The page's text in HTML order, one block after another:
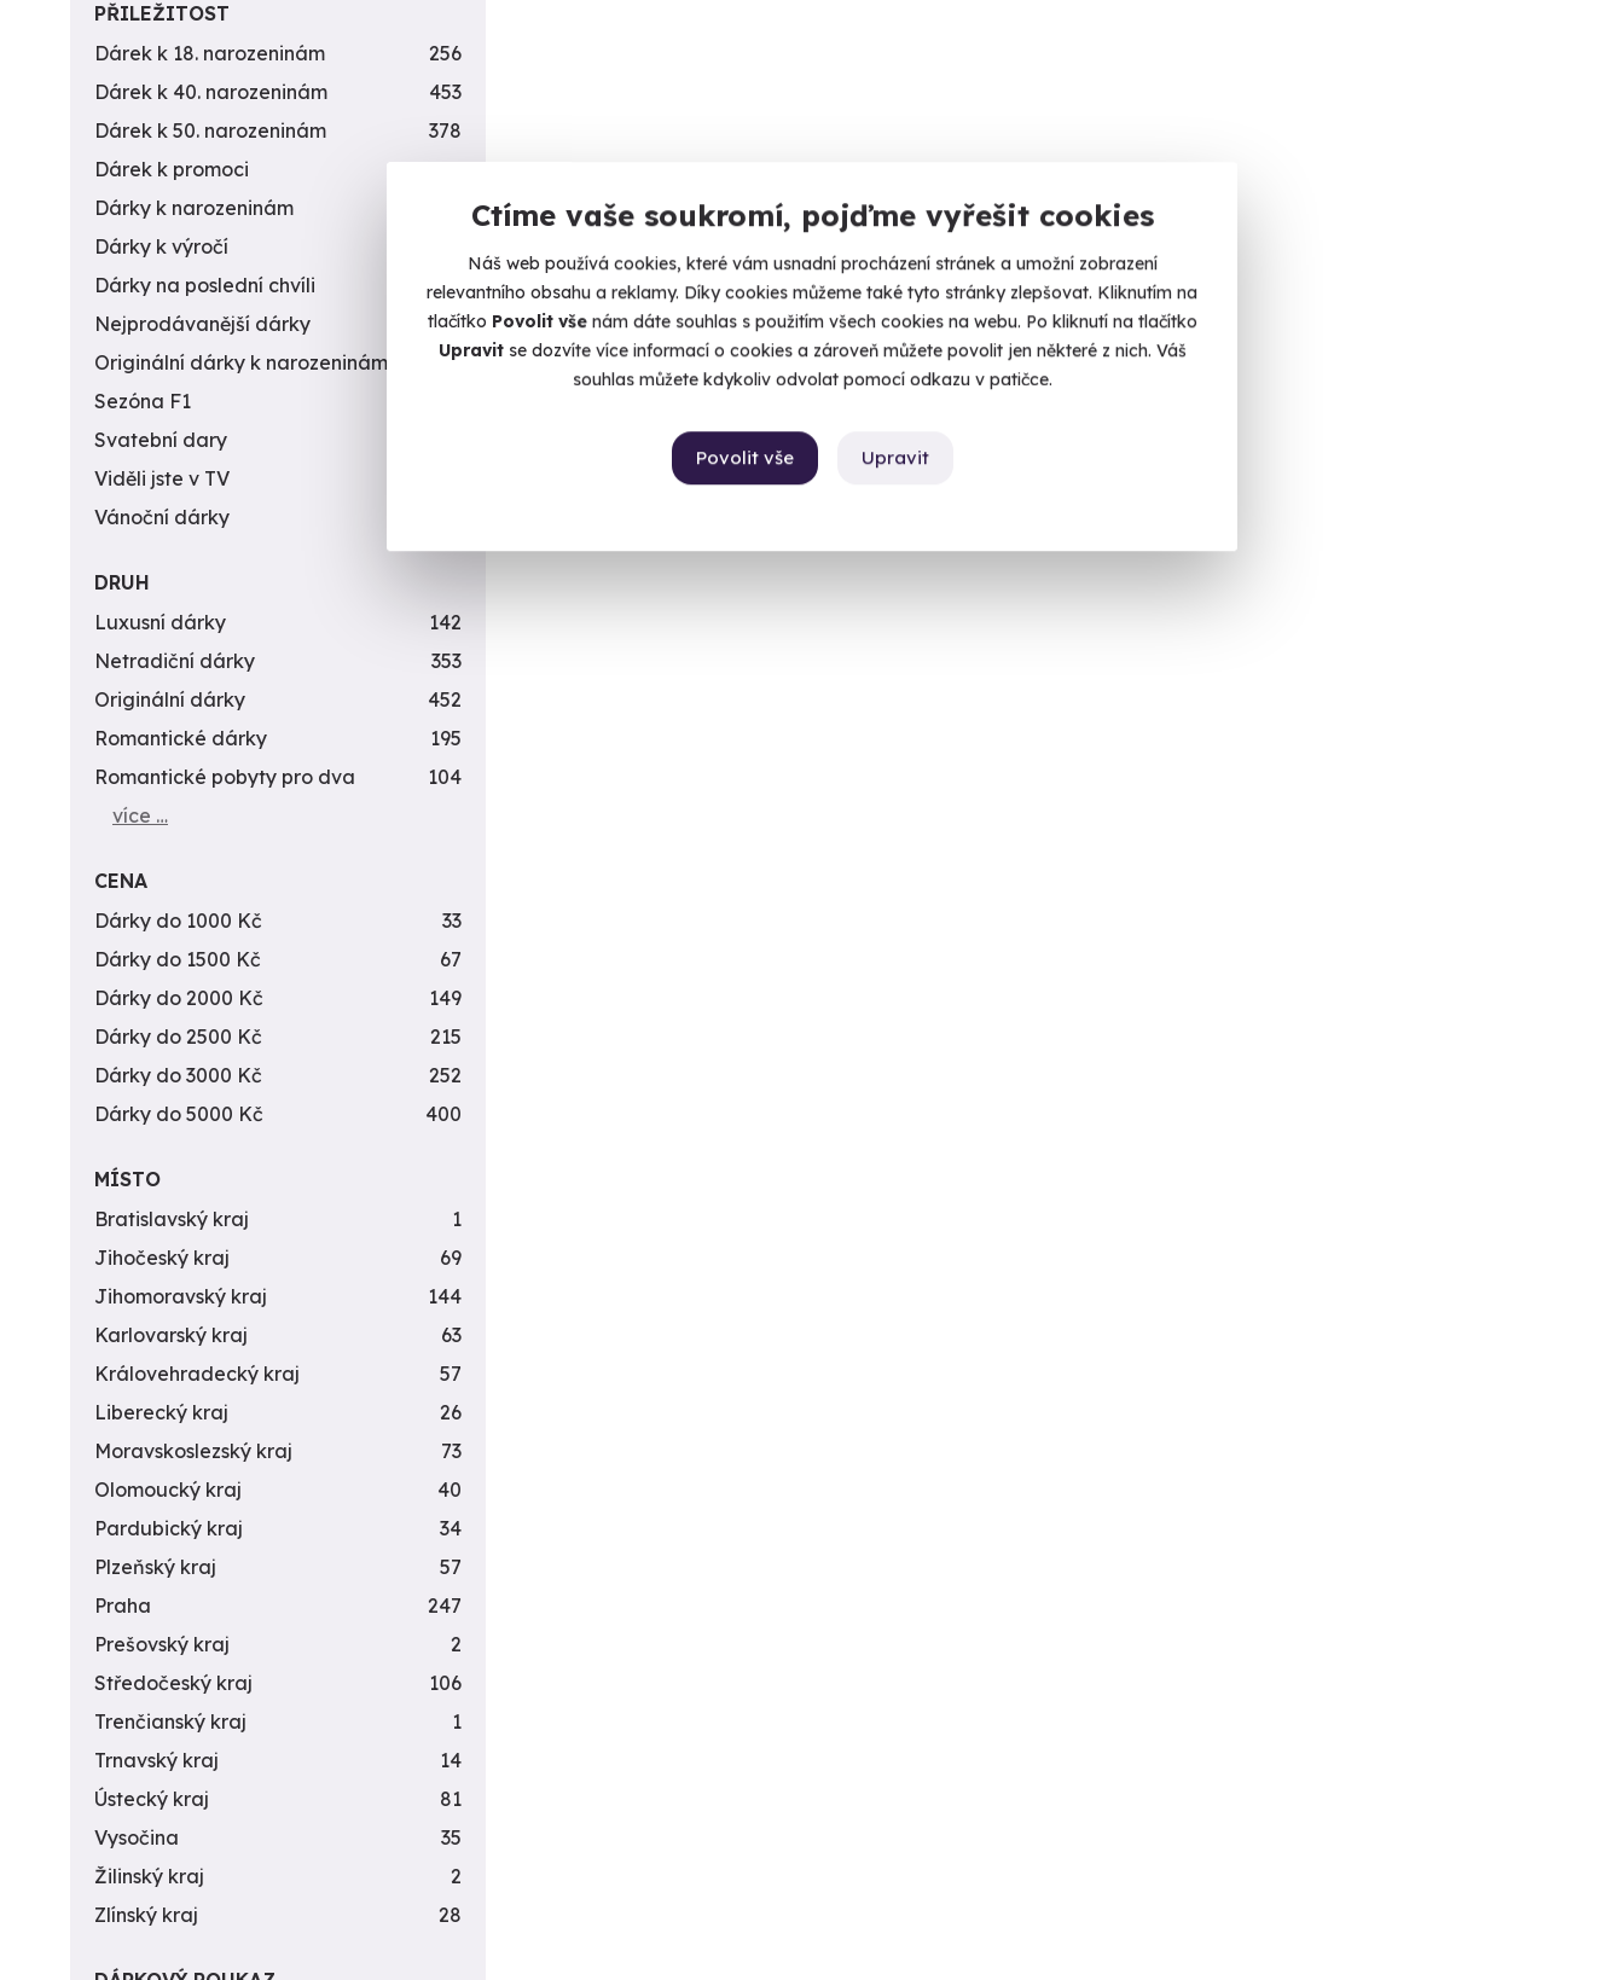
Ctíme vaše soukromí, pojďme vyřešit cookies
Náš web používá cookies, které vám usnadní procházení stránek a umožní zobrazení
relevantního obsahu a reklamy. Díky cookies můžeme také tyto stránky zlepšovat. Kliknutím na
tlačítko Povolit vše nám dáte souhlas s použitím všech cookies na webu. Po kliknutí na tlačítko
Upravitse dozvíte více informací o cookies a zároveň můžete povolit jen některé z nich. Váš
souhlas můžete kdykoliv odvolat pomocí odkazu v patičce.
Upravit
Povolit vše
PŘILEŽITOST
Dárek k 18. narozeninám
256
Dárek k 40. narozeninám
453
Dárek k 50. narozeninám
378
Dárek k promoci
245
Dárky k narozeninám
Dárky k výročí
Dárky na poslední chvíli
450
Nejprodávanější dárky
56
Originální dárky k narozeninám
422
Sezóna F1
Svatební dary
Viděli jste v TV
Vánoční dárky
DRUH
Luxusní dárky
142
Netradiční dárky
353
Originální dárky
452
Romantické dárky
195
Romantické pobyty pro dva
104
více …
CENA
Dárky do 1000 Kč
33
Dárky do 1500 Kč
67
Dárky do 2000 Kč
149
Dárky do 2500 Kč
215
Dárky do 3000 Kč
252
Dárky do 5000 Kč
400
MÍSTO
Bratislavský kraj
1
Jihočeský kraj
69
Jihomoravský kraj
144
Karlovarský kraj
63
Královehradecký kraj
57
Liberecký kraj
26
Moravskoslezský kraj
73
Olomoucký kraj
40
Pardubický kraj
34
Plzeňský kraj
57
Praha
247
Prešovský kraj
2
Středočeský kraj
106
Trenčianský kraj
1
Trnavský kraj
14
Ústecký kraj
81
Vysočina
35
Žilinský kraj
2
Zlínský kraj
28